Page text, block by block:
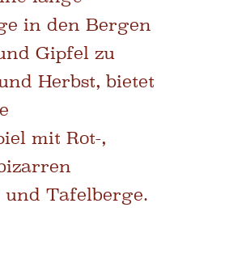
in den Bergen
Gipfel zu
Herbst, bietet
mit Rot-,
Tafelberge.